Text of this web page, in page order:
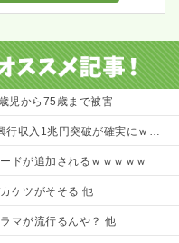
児から75歳まで被害
が確実にｗｗｗｗｗｗｗｗｗｗｗｗｗ
ドが追加されるｗｗｗｗｗ
ケツがそそる 他
マが流行るんや？ 他